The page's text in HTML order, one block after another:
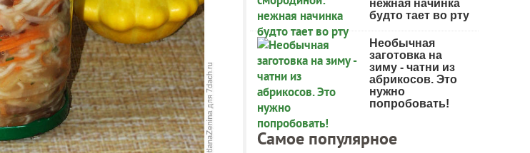
нежная начинка
будто тает во рту
Необычная
заготовка на
зиму - чатни из
абрикосов. Это
нужно
попробовать!
Самое популярное